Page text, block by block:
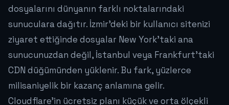
dosyalarını dünyanın farklı noktalarındaki
sunuculara dağıtır. İzmir'deki bir kullanıcı sitenizi
ziyaret ettiğinde dosyalar New York'taki ana
sunucunuzdan değil, İstanbul veya Frankfurt'taki
CDN düğümünden yüklenir. Bu fark, yüzlerce
milisaniyelik bir kazanç anlamına gelir.
Cloudflare'in ücretsiz planı küçük ve orta ölçekli